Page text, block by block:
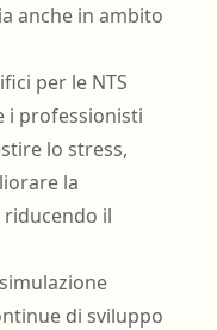
anche in ambito
per le NTS
i professionisti
lo stress,
la
il
di sviluppo